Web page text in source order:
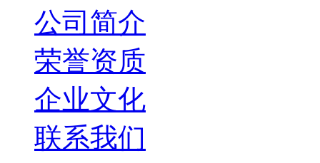
公司简介
荣誉资质
企业文化
联系我们